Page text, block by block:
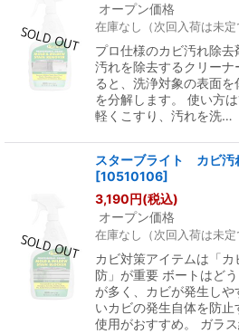
オープン価格
在庫なし（次回入荷は未定
プロ仕様のカビ汚れ除
汚れを除去するクリー
ると、洗浄対象の表面
を分解します。 使い方
軽くこすり、汚れを洗…
スターブライト カビ汚
[10510106]
3,190円(税込)
オープン価格
在庫なし（次回入荷は未定
カビ対策アイテムは「
防」が重要 ボートはど
が多く、カビが発生し
いカビの発生自体を防
使用がおすすめ。 ガラ